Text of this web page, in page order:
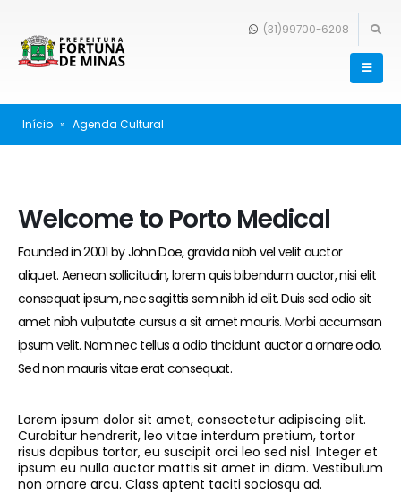
(31)99700-6208
Início » Agenda Cultural
Welcome to Porto Medical
Founded in 2001 by John Doe, gravida nibh vel velit auctor
aliquet. Aenean sollicitudin, lorem quis bibendum auctor, nisi elit
consequat ipsum, nec sagittis sem nibh id elit. Duis sed odio sit
amet nibh vulputate cursus a sit amet mauris. Morbi accumsan
ipsum velit. Nam nec tellus a odio tincidunt auctor a ornare odio.
Sed non mauris vitae erat consequat.
Lorem ipsum dolor sit amet, consectetur adipiscing elit.
Curabitur hendrerit, leo vitae interdum pretium, tortor
risus dapibus tortor, eu suscipit orci leo sed nisl. Integer et
ipsum eu nulla auctor mattis sit amet in diam. Vestibulum
non ornare arcu. Class aptent taciti sociosqu ad.